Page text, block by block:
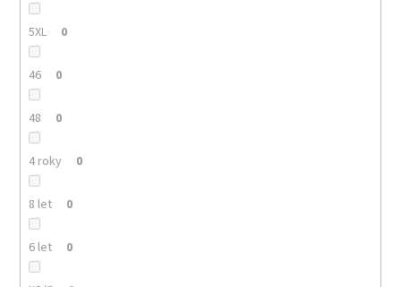
5XL 0
46 0
48 0
4 roky 0
8 let 0
6 let 0